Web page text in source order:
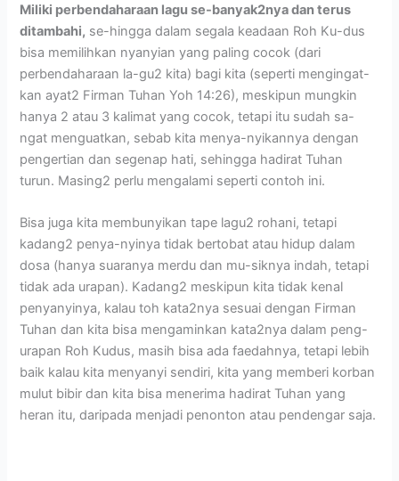
Miliki perbendaharaan lagu se-banyak2nya dan terus
ditambahi, se-hingga dalam segala keadaan Roh Ku-dus
bisa memilihkan nyanyian yang paling cocok (dari
perbendaharaan la-gu2 kita) bagi kita (seperti mengingat-
kan ayat2 Firman Tuhan Yoh 14:26), meskipun mungkin
hanya 2 atau 3 kalimat yang cocok, tetapi itu sudah sa-
ngat menguatkan, sebab kita menya-nyikannya dengan
pengertian dan segenap hati, sehingga hadirat Tuhan
turun. Masing2 perlu mengalami seperti contoh ini.
Bisa juga kita membunyikan tape lagu2 rohani, tetapi
kadang2 penya-nyinya tidak bertobat atau hidup dalam
dosa (hanya suaranya merdu dan mu-siknya indah, tetapi
tidak ada urapan). Kadang2 meskipun kita tidak kenal
penyanyinya, kalau toh kata2nya sesuai dengan Firman
Tuhan dan kita bisa mengaminkan kata2nya dalam peng-
urapan Roh Kudus, masih bisa ada faedahnya, tetapi lebih
baik kalau kita menyanyi sendiri, kita yang memberi korban
mulut bibir dan kita bisa menerima hadirat Tuhan yang
heran itu, daripada menjadi penonton atau pendengar saja.